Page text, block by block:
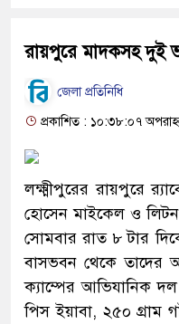
রায়পুরে মাদকসহ দুই
জেলা প্রতিনিধি
প্রকাশিত : ১০:৩৮:০৭
লক্ষ্মীপুরের রায়পুরে
হোসেন মাইকেল ও
সোমবার রাত ৮ টার
বাসভবন থেকে তাদের
ক্যাম্পের আভিযানিক
পিস ইয়াবা, ২৫০ গ্রাম